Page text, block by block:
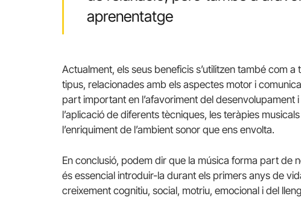
aprenentatge
Actualment, els seus beneficis s’utilitzen també com
tipus, relacionades amb els aspectes motor i
part important en l’afavoriment del desenvolupament
l’aplicació de diferents tècniques, les teràpies
l’enriquiment de l’ambient sonor que ens envolta.
En conclusió, podem dir que la música forma part de
és essencial introduir-la durant els primers anys de
creixement cognitiu, social, motriu, emocional i del